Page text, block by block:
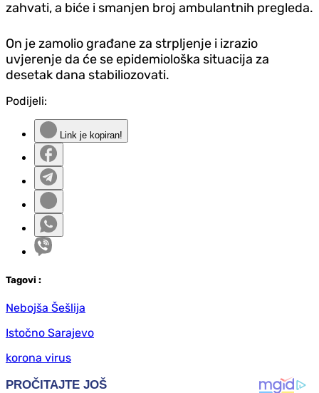
zahvati, a biće i smanjen broj ambulantnih pregleda.
On je zamolio građane za strpljenje i izrazio
uvjerenje da će se epidemiološka situacija za
desetak dana stabiliozovati.
Podijeli:
Link je kopiran!
Tagovi :
Nebojša Šešlija
Istočno Sarajevo
korona virus